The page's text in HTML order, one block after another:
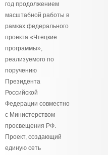
год продолжением
масштабной работы в
рамках федерального
проекта «Чтецкие
программы»,
реализуемого по
поручению
Президента
Российской
Федерации совместно
с Министерством
просвещения РФ.
Проект, создающий
единую сеть